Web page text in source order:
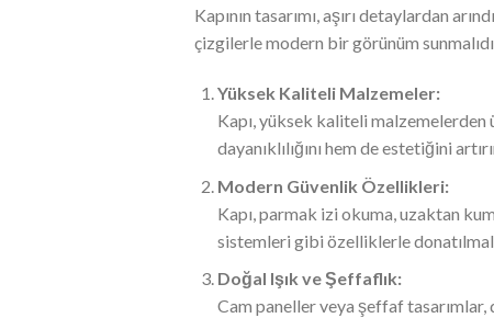
Kapının tasarımı, aşırı detaylardan
çizgilerle modern bir görünüm
Yüksek Kaliteli Malzemeler:
Kapı, yüksek kaliteli malzemelerden
dayanıklılığını hem de estetiğini
Modern Güvenlik Özellikleri:
Kapı, parmak izi okuma, uzaktan
sistemleri gibi özelliklerle
Doğal Işık ve Şeffaflık:
Cam paneller veya şeffaf tasarımlar,